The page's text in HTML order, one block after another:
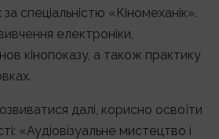
спеціальністю «Кіномеханік».
електроніки,
кінопоказу, а також практику
далі, корисно освоїти
«Аудіовізуальне мистецтво і